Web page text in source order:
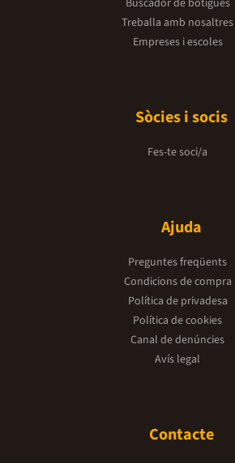
Treballa amb nosaltres
Empreses i escoles
Sòcies i socis
Fes-te soci/a
Ajuda
Preguntes freqüents
Condicions de compra
Política de privadesa
Política de cookies
Canal de denúncies
Avís legal
Contacte